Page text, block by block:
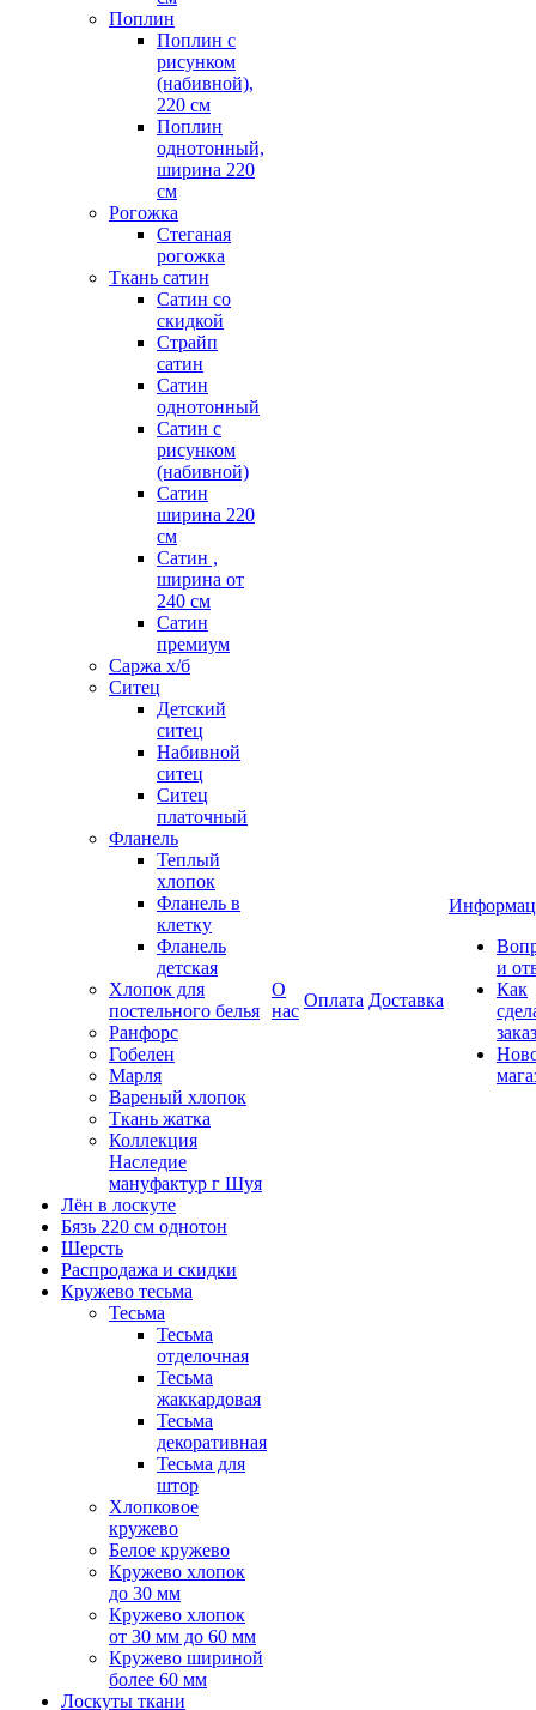
Поплин
Поплин с
рисунком
(набивной),
220 см
Поплин
однотонный,
ширина 220
см
Рогожка
Стеганая
рогожка
Ткань сатин
Сатин со
скидкой
Страйп
сатин
Сатин
однотонный
Сатин с
рисунком
(набивной)
Сатин
ширина 220
см
Сатин ,
ширина от
240 см
Сатин
премиум
Саржа х/б
Ситец
Детский
ситец
Набивной
ситец
Ситец
платочный
Фланель
Теплый
хлопок
Фланель в
клетку
Фланель
детская
Хлопок для
постельного белья
Ранфорс
Гобелен
Марля
Вареный хлопок
Ткань жатка
Коллекция
Наследие
мануфактур г Шуя
Лён в лоскуте
Бязь 220 см однотон
Шерсть
Распродажа и скидки
Кружево тесьма
Тесьма
Тесьма
отделочная
Тесьма
жаккардовая
Тесьма
декоративная
Тесьма для
штор
Хлопковое
кружево
Белое кружево
Кружево хлопок
до 30 мм
Кружево хлопок
от 30 мм до 60 мм
Кружево шириной
более 60 мм
Лоскуты ткани
О
нас
Оплата Доставка
и
Как
заказ